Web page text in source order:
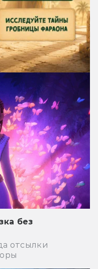
без
отсылки